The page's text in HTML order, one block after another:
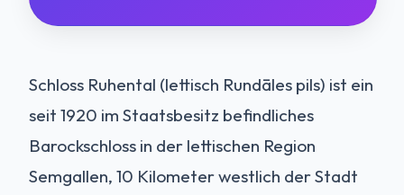
Schloss Ruhental (lettisch Rundāles pils) ist ein
seit 1920 im Staatsbesitz befindliches
Barockschloss in der lettischen Region
Semgallen, 10 Kilometer westlich der Stadt